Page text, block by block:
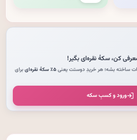
کن،سکهٔ نقره‌ایبگیر!
ساخته بشه؛ هر خریدِ دوستت یعنی۵٪ سکهٔ نقره‌ای
برای
ورود و کسبِ سکه